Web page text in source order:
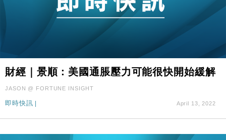
財經｜景順：美國通脹壓力可能很快開始緩解
JASON @ FORTUNE INSIGHT
即時快訊 April 13, 2022